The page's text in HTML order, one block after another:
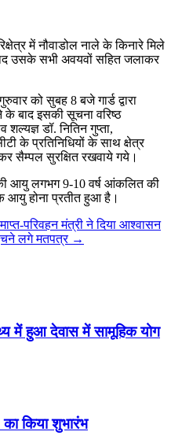
में नौवाडोल नाले के किनारे मिले
उसके सभी अवयवों सहित जलाकर
को सुबह 8 बजे गार्ड द्वारा
बाद इसकी सूचना वरिष्ठ
डॉ. नितिन गुप्ता,
के प्रतिनिधियों के साथ क्षेत्र
सैम्पल सुरक्षित रखवाये गये।
की आयु लगभग 9-10 वर्ष आंकलित की
आयु होना प्रतीत हुआ है।
परिवहन मंत्री ने दिया आश्वासन
लगे मतपत्र →
में हुआ देवास में सामूहिक योग
किया शुभारंभ